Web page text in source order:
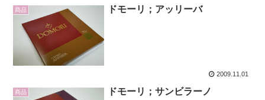
商品 ドモーリ；アッリーバ
2009.11.01
商品 ドモーリ；サンビラーノ